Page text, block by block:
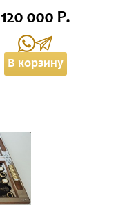
120 000 Р.
В корзину